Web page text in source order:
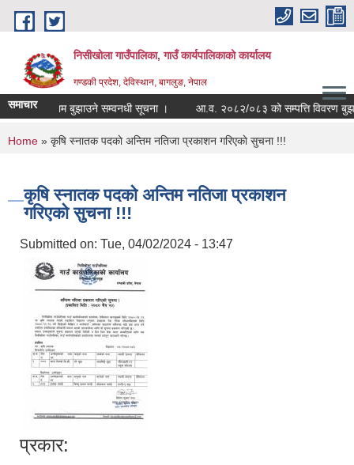
Skip to main content
निसीखोला गाउँपालिका, गाउँ कार्यपालिकाको कार्यालय
गण्डकी प्रदेश, देविस्थान, बागलुङ, नेपाल
समाचार
मूल्यांकन फाराम बुझाउने सम्वनधी सूचना । आ.व. २०८२/०८३ को सम्पत्ति विवरण
You are here
Home » कृषि स्नातक पदकाे अन्तिम नतिजा प्रकाशन गरिएकाे सुचना !!!
कृषि स्नातक पदकाे अन्तिम नतिजा प्रकाशन
गरिएकाे सुचना !!!
Submitted on: Tue, 04/02/2024 - 13:47
प्रकार: